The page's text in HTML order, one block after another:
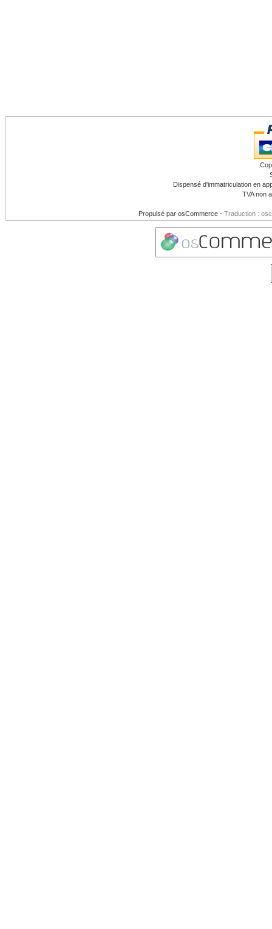
Dispensé d'immatriculation en
TVA non
Propulsé par osCommerce - Traduction :